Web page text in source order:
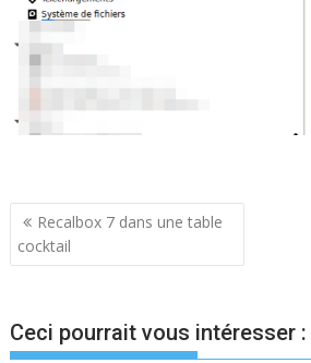
Navigation
de
Recalbox 7 dans une table
cocktail
Ceci pourrait vous intéresser :